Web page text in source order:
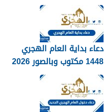
دعاء بداية العام الهجري
1448 مكتوب وبالصور 2026